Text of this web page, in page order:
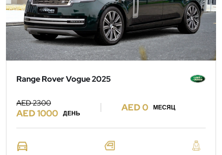
Range Rover Vogue 2025
AED 2300
AED 1000 ДЕНЬ
AED 0 МЕСЯЦ